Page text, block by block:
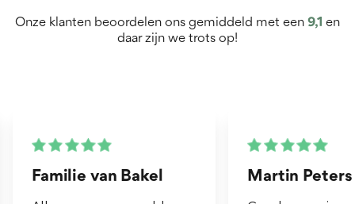
Onze klanten beoordelen ons gemiddeld met een 9,1 en
daar zijn we trots op!
Martin Peters Henk van